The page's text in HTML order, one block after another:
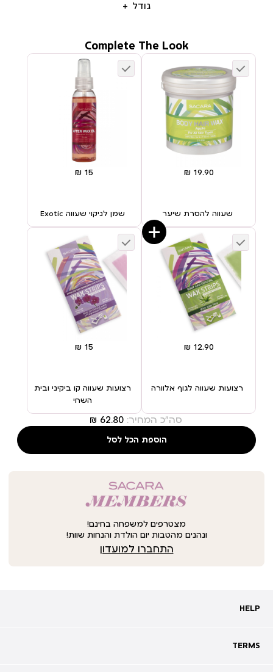
גודל
שעווה להסרת שיער שמן לניקוי שעווה Exotic
רצועות שעווה לגוף אלוורה
רצועות שעווה קו ביקיני ובית
השחי
Complete The Look
סה"כ המחיר: ‏62.80 ₪
הוספת הכל לסל
מצטרפים למשפחה בחינם!
ונהנים מהטבות יום הולדת והנחות שוות!
התחברו למועדון
HELP
HELP
שאלות ותשובות
TERMS
TERMS